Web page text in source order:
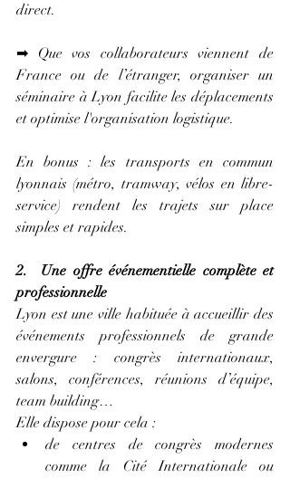
direct.
➡ Que vos collaborateurs viennent de
France ou de l’étranger, organiser un
séminaire à Lyon facilite les déplacements
et optimise l'organisation logistique.
En bonus : les transports en commun
lyonnais (métro, tramway, vélos en libre-
service) rendent les trajets sur place
simples et rapides.
2.  Une offre événementielle complète et
professionnelle
Lyon est une ville habituée à accueillir des
événements professionnels de grande
envergure : congrès internationaux,
salons, conférences, réunions d’équipe,
team building…
Elle dispose pour cela :
de centres de congrès modernes
comme la Cité Internationale ou